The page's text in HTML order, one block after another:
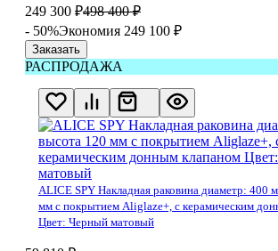
249 300 ₽498 400 ₽
- 50%Экономия 249 100 ₽
Заказать
РАСПРОДАЖА
ALICE SPY Накладная раковина диаметр: 400
мм с покрытием Aliglaze+, с керамическим
Цвет: Черный матовый